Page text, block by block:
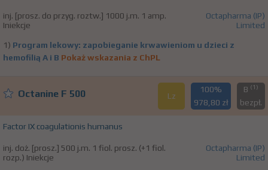
inj. [prosz. do przyg. roztw.] 1000 j.m. 1 amp.
Iniekcje
Octapharma (IP)
Limited
1) Program lekowy: zapobieganie krwawieniom u dzieci z
hemofilią A i B Pokaż wskazania z ChPL
Octanine F 500 Lz
100%
978,80 zł
B (1)
bezpł.
Factor IX coagulationis humanus
inj. doż. [prosz.] 500 j.m. 1 fiol. prosz. (+1 fiol.
rozp.) Iniekcje
Octapharma (IP)
Limited